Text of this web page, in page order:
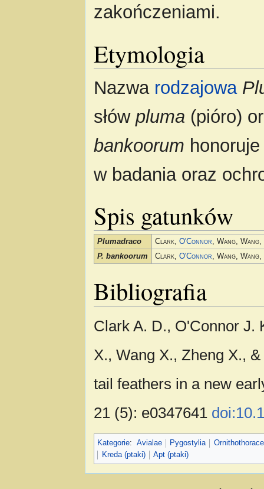
zakończeniami.
Etymologia
Nazwa rodzajowa
słówpluma (pióro)
bankoorum
w badania oraz
Spis gatunków
Plumadraco Clark,O'Connor, Wang,
P. bankoorum
Clark,O'Connor, Wang,
Bibliografia
Clark A. D., O'Connor J.
X., Wang X., Zheng X.,
tail feathers in a new
21 (5): e0347641
Kategorie: Avialae Pygostylia
Kreda (ptaki)
Apt (ptaki)